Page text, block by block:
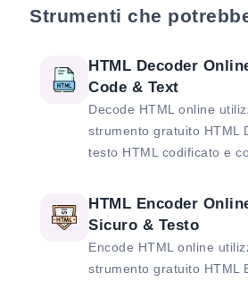
Strumenti che
HTML Decoder
Code & Text
Decode HTML online
strumento gratuito HTML
testo HTML codificato e
HTML Encoder
Sicuro & Testo
Encode HTML online
strumento gratuito HTML